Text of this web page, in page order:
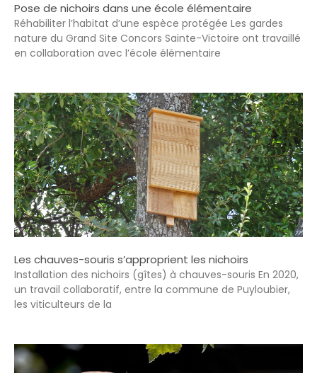
Pose de nichoirs dans une école élémentaire
Réhabiliter l’habitat d’une espèce protégée Les gardes
nature du Grand Site Concors Sainte-Victoire ont travaillé
en collaboration avec l’école élémentaire
Les chauves-souris s’approprient les nichoirs
Installation des nichoirs (gîtes) à chauves-souris En 2020,
un travail collaboratif, entre la commune de Puyloubier,
les viticulteurs de la